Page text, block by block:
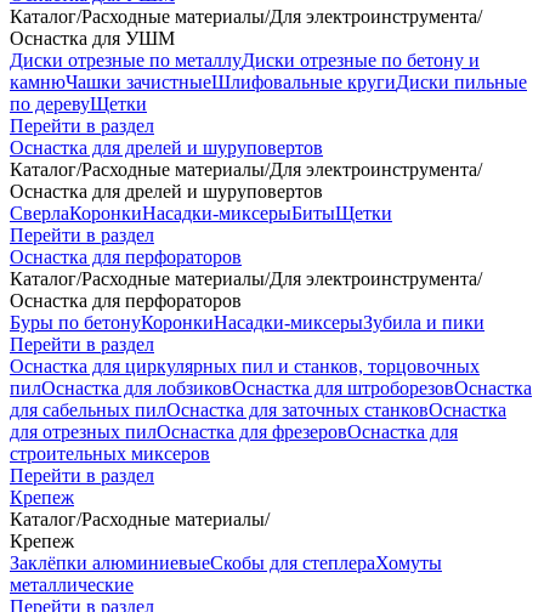
Каталог/Расходные материалы/Для электроинструмента/
Оснастка для УШМ
Диски отрезные по металлуДиски отрезные по бетону и
камнюЧашки зачистныеШлифовальные кругиДиски пильные
по деревуЩетки
Перейти в раздел
Оснастка для дрелей и шуруповертов
Каталог/Расходные материалы/Для электроинструмента/
Оснастка для дрелей и шуруповертов
СверлаКоронкиНасадки-миксерыБитыЩетки
Перейти в раздел
Оснастка для перфораторов
Каталог/Расходные материалы/Для электроинструмента/
Оснастка для перфораторов
Буры по бетонуКоронкиНасадки-миксерыЗубила и пики
Перейти в раздел
Оснастка для циркулярных пил и станков, торцовочных
пилОснастка для лобзиковОснастка для штроборезовОснастка
для сабельных пилОснастка для заточных станковОснастка
для отрезных пилОснастка для фрезеровОснастка для
строительных миксеров
Перейти в раздел
Крепеж
Каталог/Расходные материалы/
Крепеж
Заклёпки алюминиевыеСкобы для степлераХомуты
металлические
Перейти в раздел